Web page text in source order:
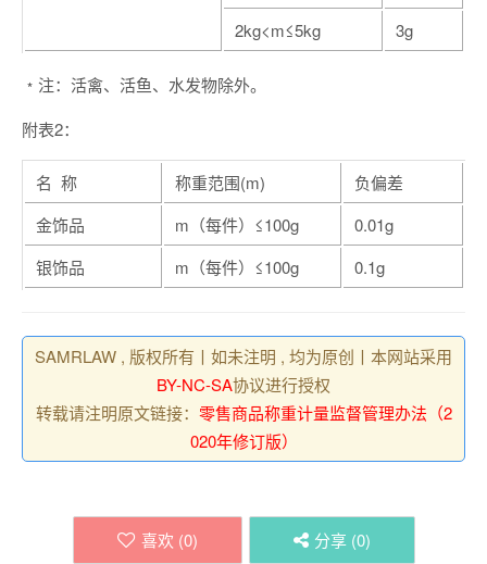
2kg<m≤5kg
3g
﹡注：活禽、活鱼、水发物除外。
附表2：
名 称 称重范围(m)
负偏差
金饰品
m（每件）≤100g
0.01g
银饰品
m（每件）≤100g 0.1g
SAMRLAW , 版权所有丨如未注明 , 均为原创丨本网站采用
BY-NC-SA协议进行授权
转载请注明原文链接： 零售商品称重计量监督管理办法（2
020年修订版）
喜欢 (0) 分享 (0)